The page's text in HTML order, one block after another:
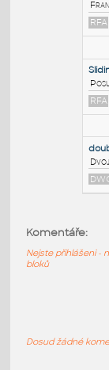
Komentáře:
Nejste přihlášeni -
bloků
Dosud žádné